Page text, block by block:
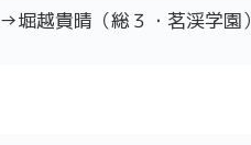
→堀越貴晴（総３・茗渓学園）